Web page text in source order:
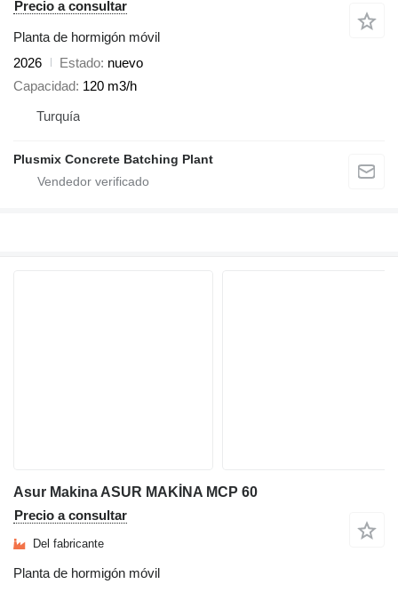
Precio a consultar
Planta de hormigón móvil
2026
Estado nuevo
Capacidad 120 m3/h
Turquía
Plusmix Concrete Batching Plant
Asur Makina ASUR MAKİNA MCP 60
Precio a consultar
Del fabricante
Planta de hormigón móvil